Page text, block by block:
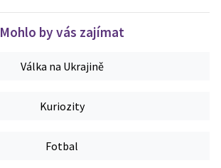
Mohlo by vás zajímat
Válka na Ukrajině
Kuriozity
Fotbal